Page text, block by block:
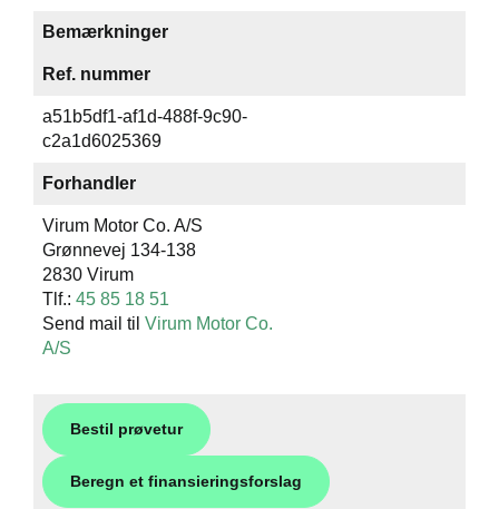
Bemærkninger
Ref. nummer
a51b5df1-af1d-488f-9c90-
c2a1d6025369
Forhandler
Virum Motor Co. A/S
Grønnevej 134-138
2830 Virum
Tlf.: 45 85 18 51
Send mail til Virum Motor Co.
A/S
Bestil prøvetur
Beregn et finansieringsforslag